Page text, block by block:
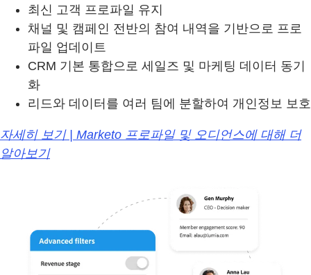
최신 고객 프로파일 유지
채널 및 캠페인 전반의 참여 내역을 기반으로 프로
파일 업데이트
CRM 기본 통합으로 세일즈 및 마케팅 데이터 동기
화
리드와 데이터를 여러 팀에 분할하여 개인정보 보호
자세히 보기 | Marketo 프로파일 및 오디언스에 대해 더
알아보기